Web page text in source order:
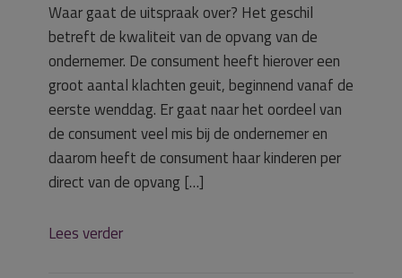
Waar gaat de uitspraak over? Het geschil
betreft de kwaliteit van de opvang van de
ondernemer. De consument heeft hierover een
groot aantal klachten geuit, beginnend vanaf de
eerste wenddag. Er gaat naar het oordeel van
de consument veel mis bij de ondernemer en
daarom heeft de consument haar kinderen per
direct van de opvang […]
Lees verder